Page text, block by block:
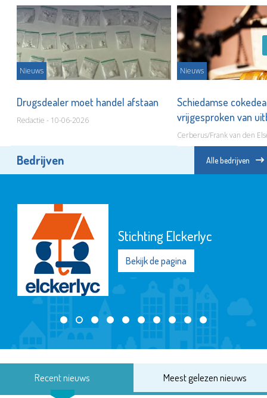
Nieuws
Drugsdealer moet handel afstaan
Redactie - 10-06-2026
Nieuws
Schiedamse
vrijgesproken van
Cerberus/Frank van den
Bedrijven Alle bedrijven
Stichting Elckerlyc
Bekijk de pagina
Recent nieuws Meest gelezen nieuws